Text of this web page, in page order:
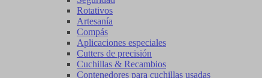
Rotativos
Artesanía
Compás
Aplicaciones especiales
Cutters de precisión
Cuchillas & Recambios
Contenedores para cuchillas usadas